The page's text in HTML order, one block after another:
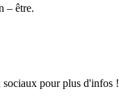
– être.
sociaux pour plus d'infos !